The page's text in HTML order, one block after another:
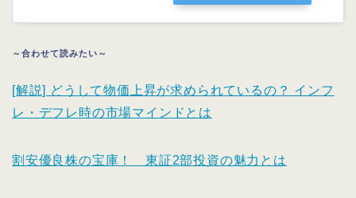
～合わせて読みたい～
[解説] どうして物価上昇が求められているの？ インフ
レ・デフレ時の市場マインドとは
割安優良株の宝庫！ 東証2部投資の魅力とは